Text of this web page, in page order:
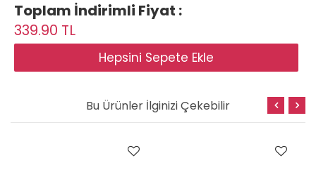
Toplam İndirimli Fiyat :
339.90 TL
Bu Ürünler İlginizi Çekebilir